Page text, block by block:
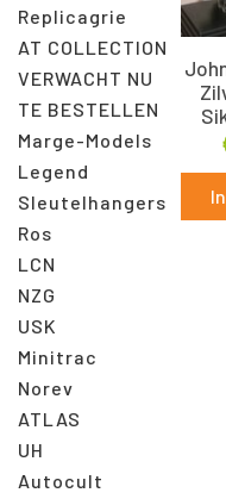
Replicagrie
AT COLLECTION
VERWACHT NU
TE BESTELLEN
Marge-Models
Legend
Sleutelhangers
Ros
LCN
NZG
USK
Minitrac
Norev
ATLAS
UH
Autocult